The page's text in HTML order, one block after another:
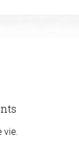
vie.